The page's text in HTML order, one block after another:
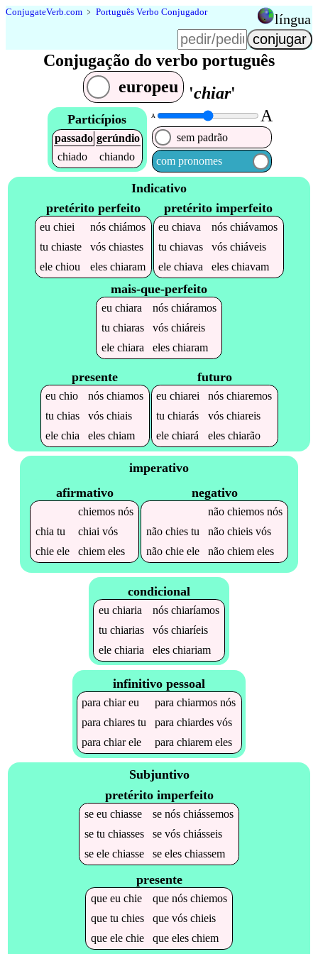
ConjugateVerb.com ﹥ Português Verbo Conjugador língua
Conjugação do verbo português
europeu
'chiar'
Particípios
passado gerúndio
chiado
chiando
A A
sem padrão
com pronomes
Indicativo
pretérito perfeito
euchiei nóschiámos
tuchiaste vóschiastes
elechiou eleschiaram
pretérito imperfeito
euchiava nóschiávamos
tuchiavas vóschiáveis
elechiava eleschiavam
mais-que-perfeito
eu chiara nós chiáramos
tu chiaras vós chiáreis
ele chiara eles chiaram
presente
euchio nóschiamos
tuchias vóschiais
elechia eleschiam
futuro
euchiarei nóschiaremos
tuchiarás vóschiareis
elechiará eleschiarão
imperativo
afirmativo
chiemosnós
chia tu chiai vós
chieele chiemeles
negativo
não chiemosnós
não chiestu não chieisvós
não chieele não chiemeles
condicional
eu chiaria nós chiaríamos
tu chiarias vós chiaríeis
ele chiaria eles chiariam
infinitivo pessoal
parachiareu parachiarmos nós
parachiares tu parachiardes vós
parachiarele parachiarem eles
Subjuntivo
pretérito imperfeito
se eu chiasse se nós chiássemos
se tu chiasses se vós chiásseis
se ele chiasse se eles chiassem
presente
que eu chie que nós chiemos
que tu chies que vós chieis
que ele chie que eles chiem